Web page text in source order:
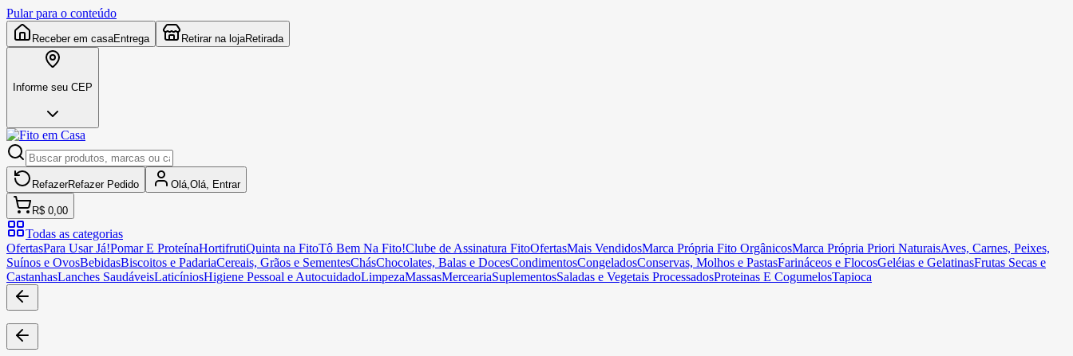
Pular para o conteúdo
Receber em casaEntrega Retirar na lojaRetirada
Informe seu CEP
RefazerRefazer Pedido Olá, Olá, Entrar
R$ 0,00
Todas as categorias
OfertasPara Usar Já!Pomar E ProteínaHortifrutiQuinta na FitoTô Bem Na Fito!Clube de Assinatura FitoOfertasMais VendidosMarca Própria Fito OrgânicosMarca Própria Priori NaturaisAves, Carnes, Peixes,
Suínos e OvosBebidasBiscoitos e PadariaCereais, Grãos e SementesChásChocolates, Balas e DocesCondimentosCongeladosConservas, Molhos e PastasFarináceos e FlocosGeléias e GelatinasFrutas Secas e
CastanhasLanches SaudáveisLaticíniosHigiene Pessoal e AutocuidadoLimpezaMassasMerceariaSuplementosSaladas e Vegetais ProcessadosProteinas E CogumelosTapioca